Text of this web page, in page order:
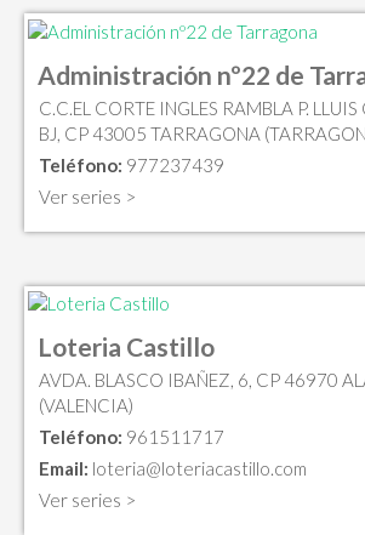
Administración nº22 de
C.C.EL CORTE INGLES RAMBLA P.
BJ, CP 43005 TARRAGONA
Teléfono: 977237439
Ver series >
Loteria Castillo
AVDA. BLASCO IBAÑEZ, 6, CP 46970
(VALENCIA)
Teléfono: 961511717
Email: loteria@loteriacastillo.com
Ver series >